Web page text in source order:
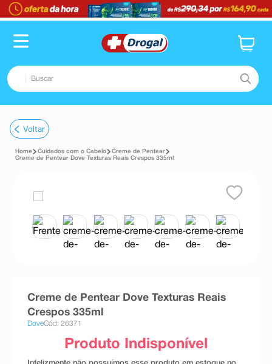
Buscar
1º fralda
2º dipirona
tadalafila
minoxidil
desodorante
absorvente
10ºshampoo
Voltar
Cuidados com o Cabelo
Creme de Pentear
Creme de Pentear Dove Texturas Reais Crespos 335ml
Creme de Pentear Dove Texturas Reais
Crespos 335ml
DoveCód: 26371